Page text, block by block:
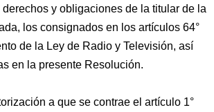
derechos y obligaciones de la titular de la
los consignados en los artículos 64°
de la Ley de Radio y Televisión, así
en la presente Resolución.
a que se contrae el artículo 1°